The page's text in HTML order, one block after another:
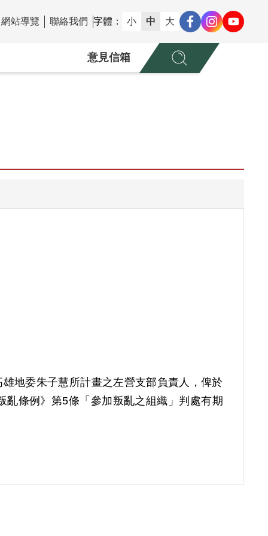
網站導覽 聯絡我們 字體： 小 中 大
意見信箱
地委朱子慧所計畫之左營支部負責人，俾於
條例》第5條「參加叛亂之組織」判處有期
由為原判決僅依據其等之自白及相互間之供